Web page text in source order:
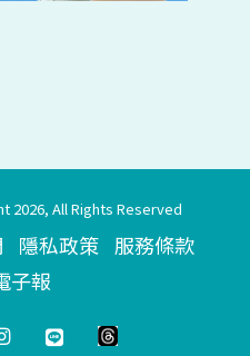
2026, All Rights Reserved
隱私政策 服務條款
子報